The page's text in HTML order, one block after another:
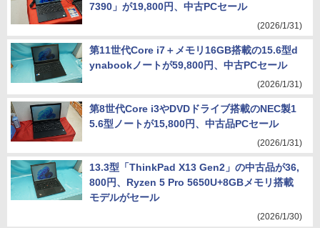
7390」が19,800円、中古PCセール
(2026/1/31)
第11世代Core i7＋メモリ16GB搭載の15.6型d
ynabookノートが59,800円、中古PCセール
(2026/1/31)
第8世代Core i3やDVDドライブ搭載のNEC製1
5.6型ノートが15,800円、中古品PCセール
(2026/1/31)
13.3型「ThinkPad X13 Gen2」の中古品が36,
800円、Ryzen 5 Pro 5650U+8GBメモリ搭載
モデルがセール
(2026/1/30)